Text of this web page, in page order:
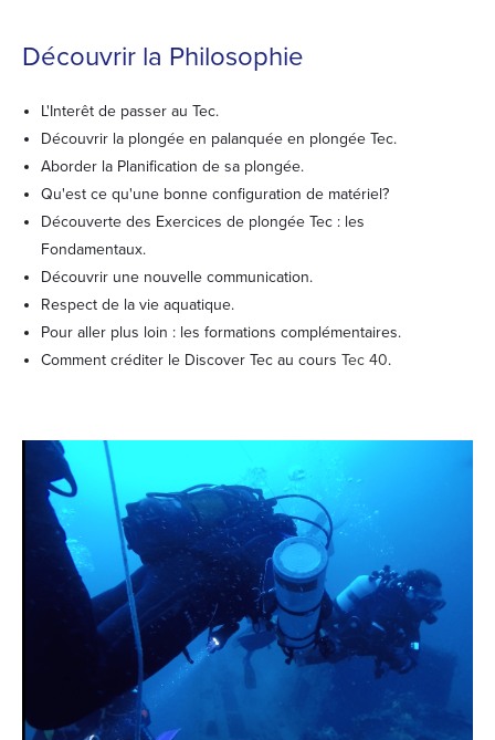
Découvrir la Philosophie
L'Interêt de passer au Tec.
Découvrir la plongée en palanquée en plongée Tec.
Aborder la Planification de sa plongée.
Qu'est ce qu'une bonne configuration de matériel?
Découverte des Exercices de plongée Tec : les
Fondamentaux.
Découvrir une nouvelle communication.
Respect de la vie aquatique.
Pour aller plus loin : les formations complémentaires.
Comment créditer le Discover Tec au cours Tec 40.